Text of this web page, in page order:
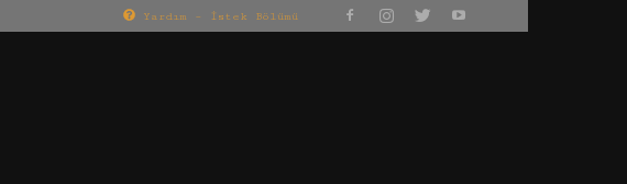
Yardım – İstek Bölümü